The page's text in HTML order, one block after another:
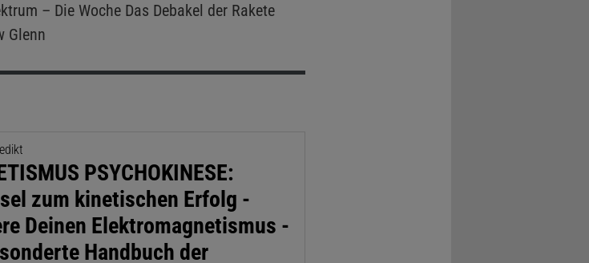
– Die WocheDas Debakel der Rakete
Glenn
PSYCHOKINESE:
zum kinetischen Erfolg -
Deinen Elektromagnetismus -
Handbuch der